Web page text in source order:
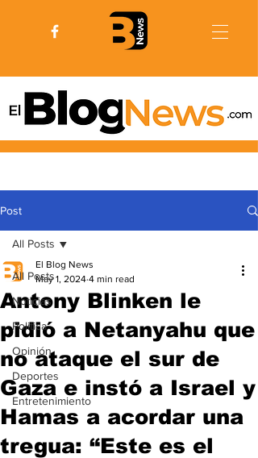
Post
All Posts
Noticias
Politica
Opinión
Deportes
Entretenimiento
All Posts
Antony Blinken le
pidió a Netanyahu que
no ataque el sur de
Gaza e instó a Israel y
Hamas a acordar una
tregua: “Este es el
El Blog News
May 1, 2024 4 min read